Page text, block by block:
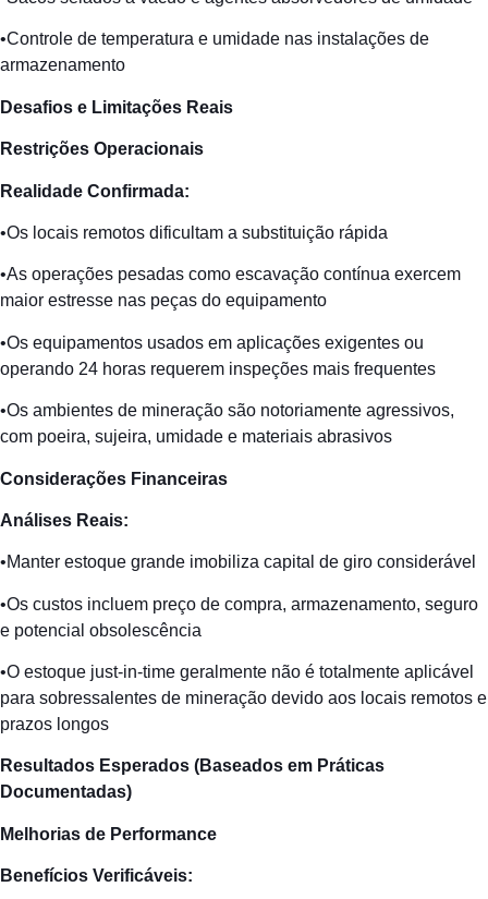
•Controle de temperatura e umidade nas instalações de
armazenamento
Desafios e Limitações Reais
Restrições Operacionais
Realidade Confirmada:
•Os locais remotos dificultam a substituição rápida
•As operações pesadas como escavação contínua exercem
maior estresse nas peças do equipamento
•Os equipamentos usados em aplicações exigentes ou
operando 24 horas requerem inspeções mais frequentes
•Os ambientes de mineração são notoriamente agressivos,
com poeira, sujeira, umidade e materiais abrasivos
Considerações Financeiras
Análises Reais:
•Manter estoque grande imobiliza capital de giro considerável
•Os custos incluem preço de compra, armazenamento, seguro
e potencial obsolescência
•O estoque just-in-time geralmente não é totalmente aplicável
para sobressalentes de mineração devido aos locais remotos e
prazos longos
Resultados Esperados (Baseados em Práticas
Documentadas)
Melhorias de Performance
Benefícios Verificáveis: